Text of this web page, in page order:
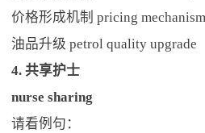
价格形成机制 pricing mechanism
油品升级 petrol quality upgrade
4. 共享护士
nurse sharing
请看例句：